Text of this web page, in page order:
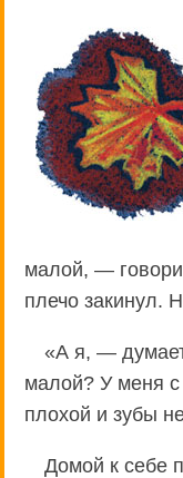
малой, —
плечо закинул.
«А я, —
малой? У меня с
плохой и зубы
Домой к себе